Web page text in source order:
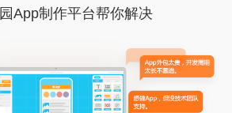
App制作平台帮你解决